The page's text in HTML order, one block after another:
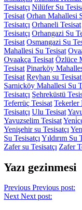
Tesisatçı Nilüfer Su
Tesisat Orhan Mahallesi
Tesisatçı Orhaneli Tesisat
Tesisatçı Orhangazi Su
Tesisat Osmangazi Su
Mahallesi Su Tesisat
Ovaakça Tesisat Özlüce
Tesisat Pinarköy
Tesisat Reyhan su Tesisat
Sarniçköy Mahallesi Su
Tesisatçı Şehreküstü
Teferrüç Tesisat Tekerler
Tesisatçı Ulu Tesisat
Yavuzselim Tesisat
Yenişehir su Tesisatçı
Su Tesisatçı Yıldırım Su
Zafer su Tesisatçı Zafer
Yazı gezinmesi
Previous Previous post:
Next Next post: